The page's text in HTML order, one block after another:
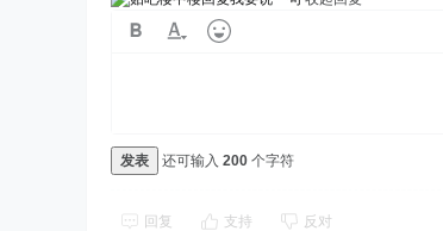
发表 还可输入 200 个字符
回复 支持 反对